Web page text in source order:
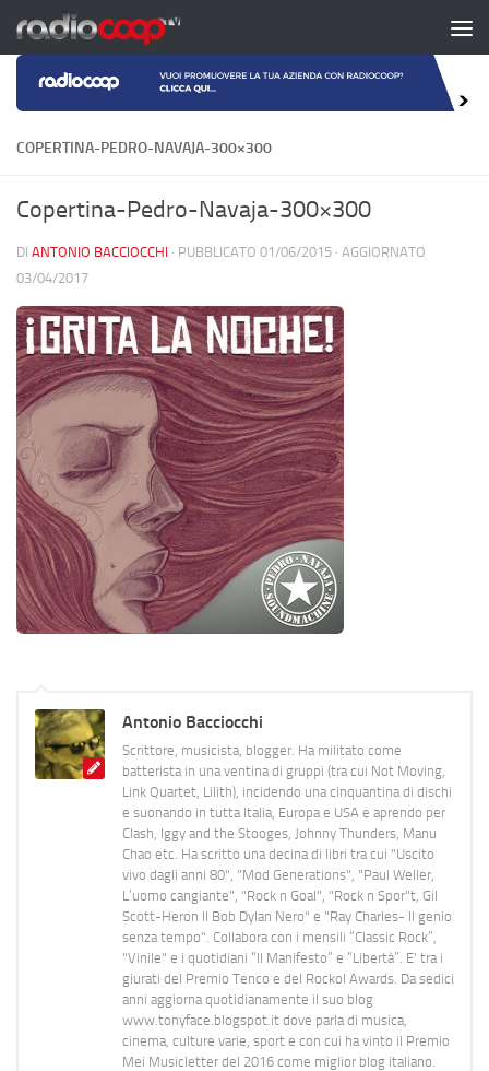
Salta al contenuto
COPERTINA-PEDRO-NAVAJA-300×300
Copertina-Pedro-Navaja-300×300
DI ANTONIO BACCIOCCHI · PUBBLICATO 01/06/2015 · AGGIORNATO
03/04/2017
Antonio Bacciocchi
Scrittore, musicista, blogger. Ha militato come
batterista in una ventina di gruppi (tra cui Not Moving,
Link Quartet, Lilith), incidendo una cinquantina di dischi
e suonando in tutta Italia, Europa e USA e aprendo per
Clash, Iggy and the Stooges, Johnny Thunders, Manu
Chao etc. Ha scritto una decina di libri tra cui "Uscito
vivo dagli anni 80", "Mod Generations", "Paul Weller,
L’uomo cangiante", "Rock n Goal", "Rock n Spor"t, Gil
Scott-Heron Il Bob Dylan Nero" e "Ray Charles- Il genio
senza tempo". Collabora con i mensili “Classic Rock”,
"Vinile" e i quotidiani “Il Manifesto” e “Libertà”. E' tra i
giurati del Premio Tenco e del Rockol Awards. Da sedici
anni aggiorna quotidianamente il suo blog
www.tonyface.blogspot.it dove parla di musica,
cinema, culture varie, sport e con cui ha vinto il Premio
Mei Musicletter del 2016 come miglior blog italiano.